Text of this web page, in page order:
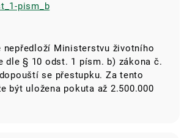
pism_b
nepředloží Ministerstvu životního
dle § 10 odst. 1 písm. b) zákona č.
se přestupku. Za tento
být uložena pokuta až 2.500.000